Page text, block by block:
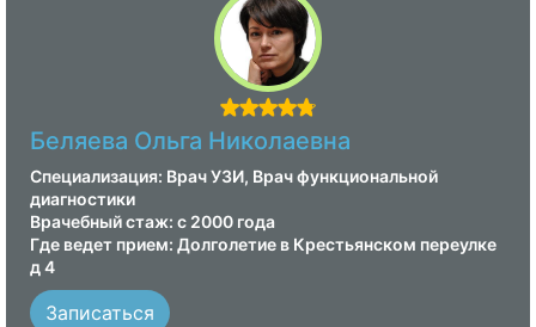
Беляева Ольга Николаевна
Специализация: Врач УЗИ, Врач функциональной
диагностики
Врачебный стаж: с 2000 года
Где ведет прием: Долголетие в Крестьянском переулке
д 4
Записаться